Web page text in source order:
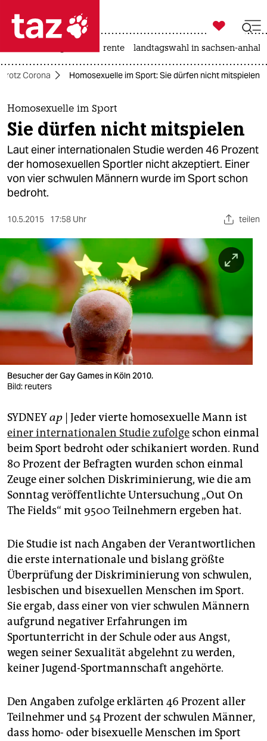
 taz zahl ich
taz zahl ich
themen
politik
öko
gesellschaft
kultur
sport
berlin
nord
wahrheit
verlag
verlag
shop
fragen & hilfe
unterstützen
abo
genossenschaft
epaper login

taz zahl ich
rente landtagswahl in sachsen-anhalt
trotz Corona Homosexuelle im Sport: Sie dürfen nicht mitspielen
Homosexuelle im Sport
Sie dürfen nicht mitspielen
Laut einer internationalen Studie werden 46 Prozent
der homosexuellen Sportler nicht akzeptiert. Einer
von vier schwulen Männern wurde im Sport schon
bedroht.
10.5.2015 17:58 Uhr teilen
Besucher der Gay Games in Köln 2010.
Bild: reuters
SYDNEYap | Jeder vierte homosexuelle Mann ist
einer internationalen Studie zufolge schon einmal
beim Sport bedroht oder schikaniert worden. Rund
80 Prozent der Befragten wurden schon einmal
Zeuge einer solchen Diskriminierung, wie die am
Sonntag veröffentlichte Untersuchung „Out On
The Fields“ mit 9500 Teilnehmern ergeben hat.
Die Studie ist nach Angaben der Verantwortlichen
die erste internationale und bislang größte
Überprüfung der Diskriminierung von schwulen,
lesbischen und bisexuellen Menschen im Sport.
Sie ergab, dass einer von vier schwulen Männern
aufgrund negativer Erfahrungen im
Sportunterricht in der Schule oder aus Angst,
wegen seiner Sexualität abgelehnt zu werden,
keiner Jugend-Sportmannschaft angehörte.
Den Angaben zufolge erklärten 46 Prozent aller
Teilnehmer und 54 Prozent der schwulen Männer,
dass homo- oder bisexuelle Menschen im Sport